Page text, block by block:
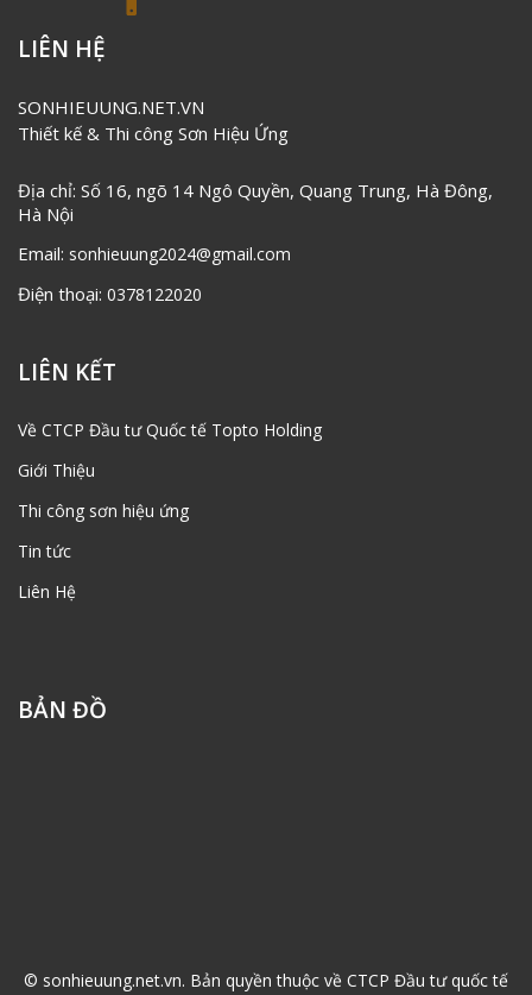
LIÊN HỆ
SONHIEUUNG.NET.VN
Thiết kế & Thi công Sơn Hiệu Ứng
Địa chỉ: Số 16, ngõ 14 Ngô Quyền, Quang Trung, Hà Đông,
Hà Nội
Email: sonhieuung2024@gmail.com
Điện thoại: 0378122020
LIÊN KẾT
Về CTCP Đầu tư Quốc tế Topto Holding
Giới Thiệu
Thi công sơn hiệu ứng
Tin tức
Liên Hệ
BẢN ĐỒ
© sonhieuung.net.vn. Bản quyền thuộc về CTCP Đầu tư quốc tế